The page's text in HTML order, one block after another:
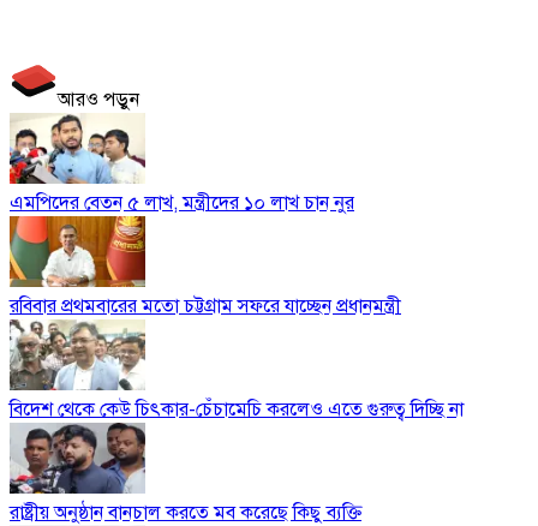
আরও পড়ুন
এমপিদের বেতন ৫ লাখ, মন্ত্রীদের ১০ লাখ চান নুর
রবিবার প্রথমবারের মতো চট্টগ্রাম সফরে যাচ্ছেন প্রধানমন্ত্রী
বিদেশ থেকে কেউ চিৎকার-চেঁচামেচি করলেও এতে গুরুত্ব দিচ্ছি না
রাষ্ট্রীয় অনুষ্ঠান বানচাল করতে মব করেছে কিছু ব্যক্তি